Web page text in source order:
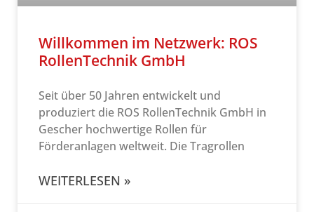
Willkommen im Netzwerk: ROS
RollenTechnik GmbH
Seit über 50 Jahren entwickelt und
produziert die ROS RollenTechnik GmbH in
Gescher hochwertige Rollen für
Förderanlagen weltweit. Die Tragrollen
WEITERLESEN »